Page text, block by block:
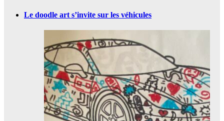
Le doodle art s’invite sur les véhicules